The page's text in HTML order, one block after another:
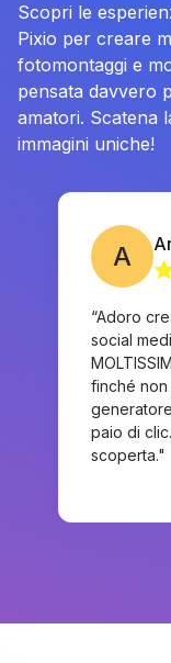
Scopri le
Pixio per creare
fotomontaggi e
pensata davvero
amatori. Scatena
immagini uniche!
A
“Adoro
social
finché non
paio di
scoperta."